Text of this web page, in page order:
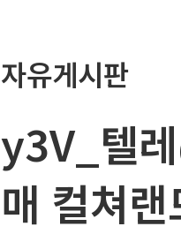
자유게시판
y3V_텔
매 컬쳐